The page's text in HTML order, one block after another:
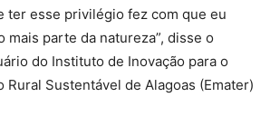
ter esse privilégio fez com que eu
mais parte da natureza”, disse o
do Instituto de Inovação para o
Rural Sustentável de Alagoas (Emater)